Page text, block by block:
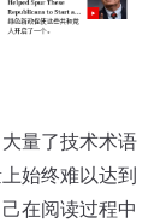
量了技术术语
始终难以达到
在阅读过程中